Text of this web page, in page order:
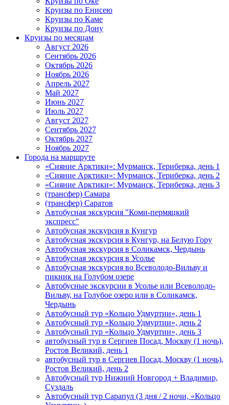
Круизы по Енисею
Круизы по Каме
Круизы по Дону
Круизы по месяцам
Август 2026
Сентябрь 2026
Октябрь 2026
Ноябрь 2026
Апрель 2027
Май 2027
Июнь 2027
Июль 2027
Август 2027
Сентябрь 2027
Октябрь 2027
Ноябрь 2027
Города на маршруте
«Сияние Арктики»: Мурманск, Териберка, день 1
«Сияние Арктики»: Мурманск, Териберка, день 2
«Сияние Арктики»: Мурманск, Териберка, день 3
(трансфер) Самара
(трансфер) Саратов
Автобусная экскурсия "Коми-пермяцкий
экспресс"
Автобусная экскурсия в Кунгур
Автобусная экскурсия в Кунгур, на Белую Гору
Автобусная экскурсия в Соликамск, Чердынь
Автобусная экскурсия в Усолье
Автобусная экскурсия во Всеволодо-Вильву и
пикник на Голубом озере
Автобусные экскурсии в Усолье или Всеволодо-
Вильву, на Голубое озеро или в Соликамск,
Чердынь
Автобусный тур «Кольцо Удмуртии», день 1
Автобусный тур «Кольцо Удмуртии», день 2
Автобусный тур «Кольцо Удмуртии», день 3
автобусный тур в Сергиев Посад, Москву (1 ночь),
Ростов Великий, день 1
автобусный тур в Сергиев Посад, Москву (1 ночь),
Ростов Великий, день 2
Автобусный тур Нижний Новгород + Владимир,
Суздаль
Автобусный тур Сарапул (3 дня / 2 ночи, «Кольцо